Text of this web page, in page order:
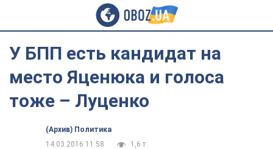
У БПП есть кандидат на
место Яценюка и голоса
тоже – Луценко
(Архив) Политика
14.03.2016 11:58
1,6 т.